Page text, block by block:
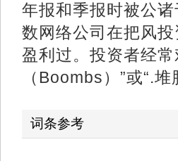
年报和季报时被公
数网络公司在把风
盈利过。投资者经
（Boombs）”或“.
词条参考